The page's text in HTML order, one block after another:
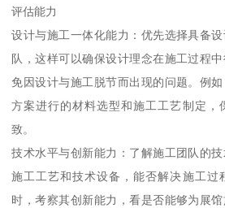
评估能力
设计与施工一体化能力：优先选择具备
队，这样可以确保设计理念在施工过程
免因设计与施工脱节而出现的问题。例
方案进行的材料选型和施工工艺制定，
致。
技术水平与创新能力：了解施工团队的
施工工艺和技术设备，能否解决施工过
时，考察其创新能力，看是否能够为展